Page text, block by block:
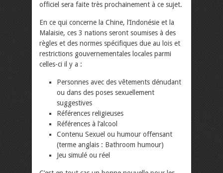
officiel sera faite très prochainement à ce sujet.
En ce qui concerne la Chine, l’Indonésie et la
Malaisie, ces 3 nations seront soumises à des
règles et des normes spécifiques due au lois et
restrictions gouvernementales locales parmi
celles-ci il y a :
Personnes avec des vêtements dénudant
ou dans des poses sexuellement
suggestives
Références religieuses
Références à l’alcool
Contenu Sexuel ou humour offensant
(terme anglais : Bathroom humour)
Jeu simulé ou réel